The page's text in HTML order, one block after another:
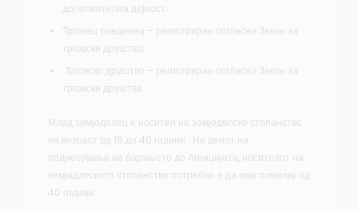
дополнителна дејност;
Трговец поединец – регистриран согласно Закон за
трговски друштва;
Трговско друштво – регистриран согласно Закон за
трговски друштва.
Млад земјоделец е носител на земјоделско стопанство
на возраст од 18 до 40 години. На денот на
поднесување на барањето до Агенцијата, носителот на
земјодлеското стопанство потребно е да има помалку од
40 години.